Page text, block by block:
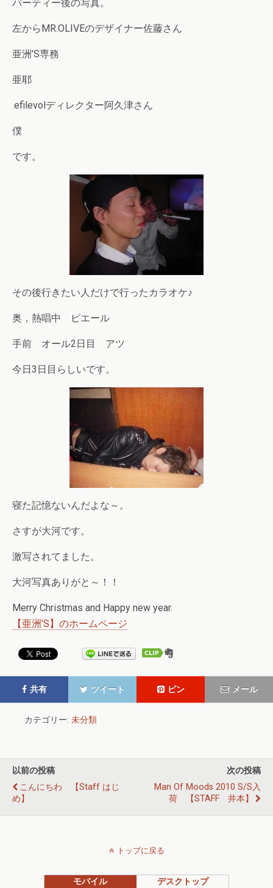
パーティー後の写真。
左からMR.OLIVEのデザイナー佐藤さん
亜洲’S専務
亜耶
.efilevolディレクター阿久津さん
僕
です。
その後行きたい人だけで行ったカラオケ♪
奥，熱唱中 ピエール
手前 オール2日目 アツ
今日3日目らしいです。
寝た記憶ないんだよな～。
さすが大河です。
激写されてました。
大河写真ありがと～！！
Merry Christmas and Happy new year.
【亜洲’S】のホームページ
共有 ツイート ピン メール
カテゴリー: 未分類
以前の投稿
こんにちわ 【staff はじ
め】
次の投稿
Man Of Moods 2010 S/S入
荷 【STAFF 井本】
トップに戻る
モバイル デスクトップ